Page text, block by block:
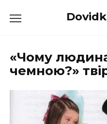
до
«Чому
чемною?»